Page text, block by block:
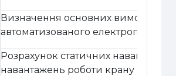
Визначення основних вимог до
автоматизованого
Розрахунок статичних
навантажень роботи крану